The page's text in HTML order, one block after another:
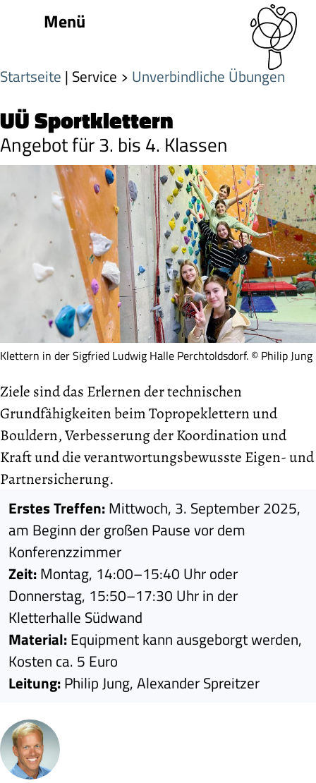
Menü
Startseite | Service Unverbindliche Übungen
UÜ Sportklettern
Angebot für 3. bis 4. Klassen
Klettern in der Sigfried Ludwig Halle Perchtoldsdorf. © Philip Jung
Ziele sind das Erlernen der technischen
Grundfähigkeiten beim Topropeklettern und
Bouldern, Verbesserung der Koordination und
Kraft und die verantwortungsbewusste Eigen- und
Partnersicherung.
Erstes Treffen:Mittwoch, 3. September 2025,
am Beginn der großen Pause vor dem
Konferenzzimmer
Zeit:Montag, 14:00–15:40 Uhr oder
Donnerstag, 15:50–17:30 Uhr in der
Kletterhalle Südwand
Material:Equipment kann ausgeborgt werden,
Kosten ca. 5 Euro
Leitung:Philip Jung, Alexander Spreitzer